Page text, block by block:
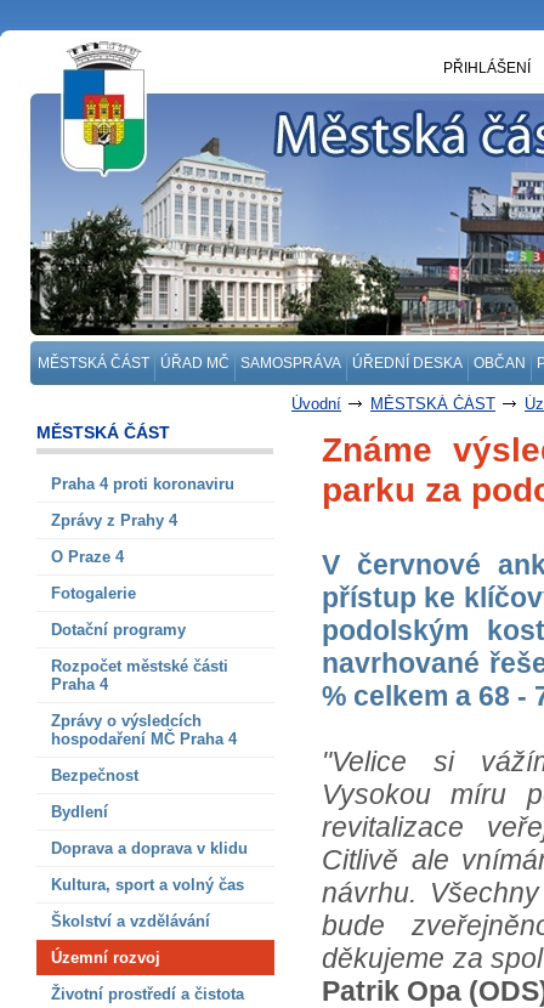
MĚSTSKÁ ČÁST ÚŘAD MČ SAMOSPRÁVA ÚŘEDNÍ DESKA OBČAN
PŘIHLÁŠENÍ
Úvodní MĚSTSKÁ ČÁST
MĚSTSKÁ ČÁST
Praha 4 proti koronaviru
Zprávy z Prahy 4
O Praze 4
Fotogalerie
Dotační programy
Rozpočet městské části
Praha 4
Zprávy o výsledcích
hospodaření MČ Praha 4
Bezpečnost
Bydlení
Doprava a doprava v klidu
Kultura, sport a volný čas
Školství a vzdělávání
Územní rozvoj
Životní prostředí a čistota
Známe
parku za
V červnové
přístup ke
podolským
navrhované
% celkem a 68 -
"Velice si
Vysokou míru
revitalizace
Citlivě ale
návrhu.
bude
děkujeme za
Patrik Opa